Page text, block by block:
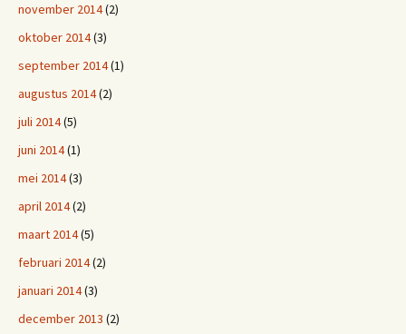
november 2014(2)
oktober 2014(3)
september 2014(1)
augustus 2014(2)
juli 2014(5)
juni 2014(1)
mei 2014(3)
april 2014(2)
maart 2014(5)
februari 2014(2)
januari 2014(3)
december 2013 (2)